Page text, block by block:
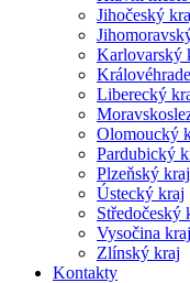
Jihočeský
Karlovarský
Liberecký
Olomoucký
Pardubický
Plzeňský kraj
Ústecký kraj
Středočeský
Vysočina kraj
Zlínský kraj
Kontakty